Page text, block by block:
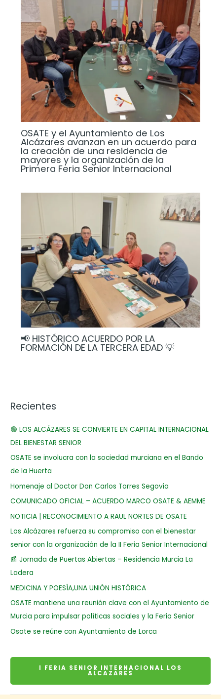
OSATE y el Ayuntamiento de Los
Alcázares avanzan en un acuerdo para
la creación de una residencia de
mayores y la organización de la
Primera Feria Senior Internacional
📢 HISTÓRICO ACUERDO POR LA
FORMACIÓN DE LA TERCERA EDAD 💡
Recientes
🟢 LOS ALCÁZARES SE CONVIERTE EN CAPITAL INTERNACIONAL
DEL BIENESTAR SENIOR
OSATE se involucra con la sociedad murciana en el Bando
de la Huerta
Homenaje al Doctor Don Carlos Torres Segovia
COMUNICADO OFICIAL – ACUERDO MARCO OSATE & AEMME
NOTICIA | RECONOCIMIENTO A RAUL NORTES DE OSATE
Los Alcázares refuerza su compromiso con el bienestar
senior con la organización de la II Feria Senior Internacional
📰 Jornada de Puertas Abiertas – Residencia Murcia La
Ladera
MEDICINA Y POESÍA,UNA UNIÓN HISTÓRICA
OSATE mantiene una reunión clave con el Ayuntamiento de
Murcia para impulsar políticas sociales y la Feria Senior
Osate se reúne con Ayuntamiento de Lorca
I FERIA SENIOR INTERNACIONAL LOS
ALCAZARES